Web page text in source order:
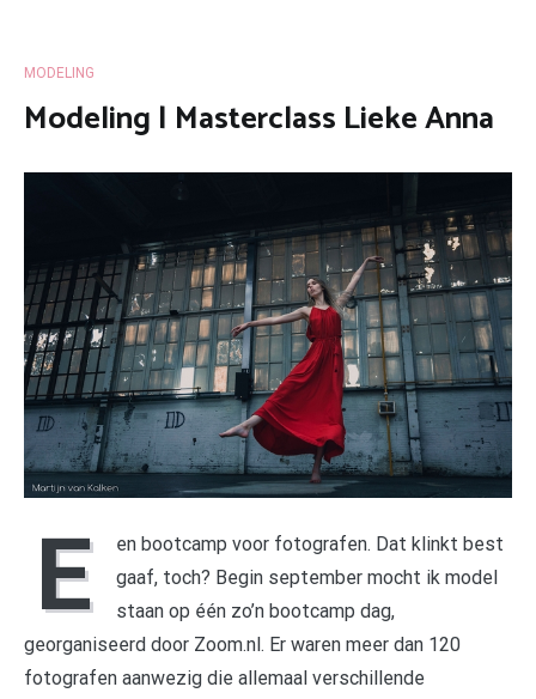
MODELING
Modeling | Masterclass Lieke Anna
E
en bootcamp voor fotografen. Dat klinkt best
gaaf, toch? Begin september mocht ik model
staan op één zo’n bootcamp dag,
georganiseerd door Zoom.nl. Er waren meer dan 120
fotografen aanwezig die allemaal verschillende